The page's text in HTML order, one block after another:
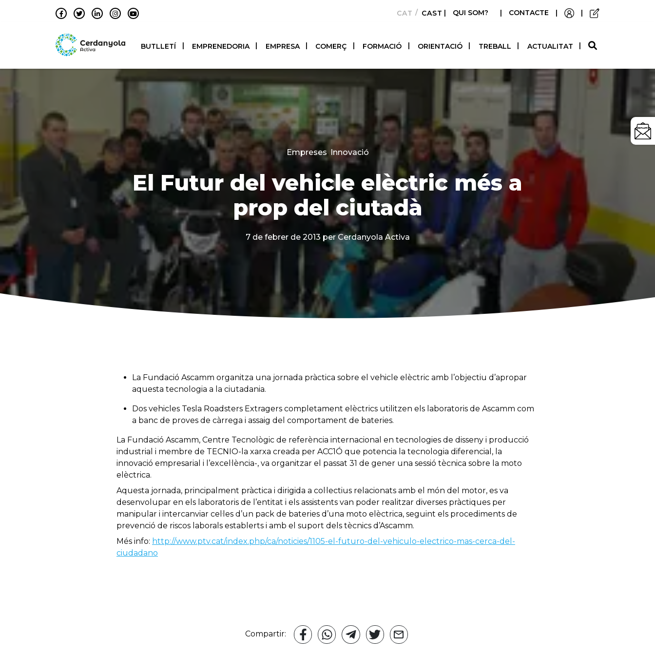
CATALÀCASTELLANO
| QUI SOM? | CONTACTE | |
BUTLLETÍ EMPRENEDORIA EMPRESA COMERÇ FORMACIÓ ORIENTACIÓ TREBALL ACTUALITAT
Categories
Empreses, Innovació
El Futur del vehicle elèctric més a
prop del ciutadà
7 de febrer de 2013 per Cerdanyola Activa
La Fundació Ascamm organitza una jornada pràctica sobre el vehicle elèctric amb l’objectiu d’apropar
aquesta tecnologia a la ciutadania.
Dos vehicles Tesla Roadsters Extragers completament elèctrics utilitzen els laboratoris de Ascamm com
a banc de proves de càrrega i assaig del comportament de bateries.
La Fundació Ascamm, Centre Tecnològic de referència internacional en tecnologies de disseny i producció
industrial i membre de TECNIO-la xarxa creada per ACC1Ó que potencia la tecnologia diferencial, la
innovació empresarial i l’excel·lència-, va organitzar el passat 31 de gener una sessió tècnica sobre la moto
elèctrica.
Aquesta jornada, principalment pràctica i dirigida a col·lectius relacionats amb el món del motor, es va
desenvolupar en els laboratoris de l’entitat i els assistents van poder realitzar diverses pràctiques per
manipular i intercanviar cel·les d’un pack de bateries d’una moto elèctrica, seguint els procediments de
prevenció de riscos laborals establerts i amb el suport dels tècnics d’Ascamm.
Més info: http://www.ptv.cat/index.php/ca/noticies/1105-el-futuro-del-vehiculo-electrico-mas-cerca-del-
ciudadano
Compartir: